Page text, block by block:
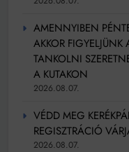
AMENNYIBEN
AKKOR
TANKOLNI
A KUTAKON
2026.08.07.
VÉDD MEG
REGISZTRÁCIÓ
2026.08.07.